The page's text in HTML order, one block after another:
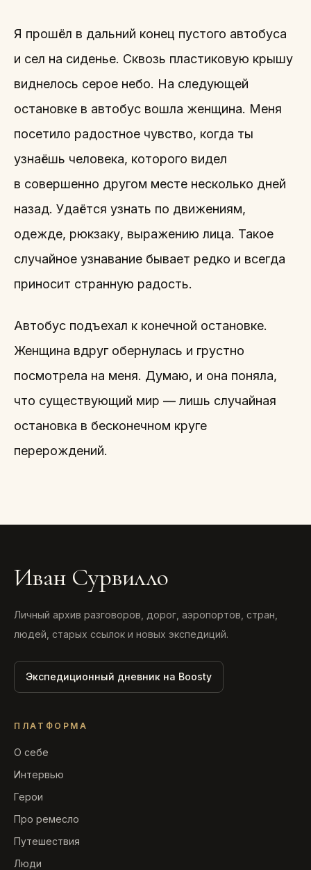
Я прошёл в дальний конец пустого автобуса
и сел на сиденье. Сквозь пластиковую крышу
виднелось серое небо. На следующей
остановке в автобус вошла женщина. Меня
посетило радостное чувство, когда ты
узнаёшь человека, которого видел
в совершенно другом месте несколько дней
назад. Удаётся узнать по движениям,
одежде, рюкзаку, выражению лица. Такое
случайное узнавание бывает редко и всегда
приносит странную радость.
Автобус подъехал к конечной остановке.
Женщина вдруг обернулась и грустно
посмотрела на меня. Думаю, и она поняла,
что существующий мир — лишь случайная
остановка в бесконечном круге
перерождений.
Иван Сурвилло
Личный архив разговоров, дорог, аэропортов, стран,
людей, старых ссылок и новых экспедиций.
Экспедиционный дневник на Boosty
ПЛАТФОРМА
О себе
Интервью
Герои
Про ремесло
Путешествия
Люди